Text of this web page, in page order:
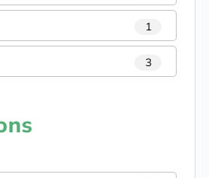
1
3